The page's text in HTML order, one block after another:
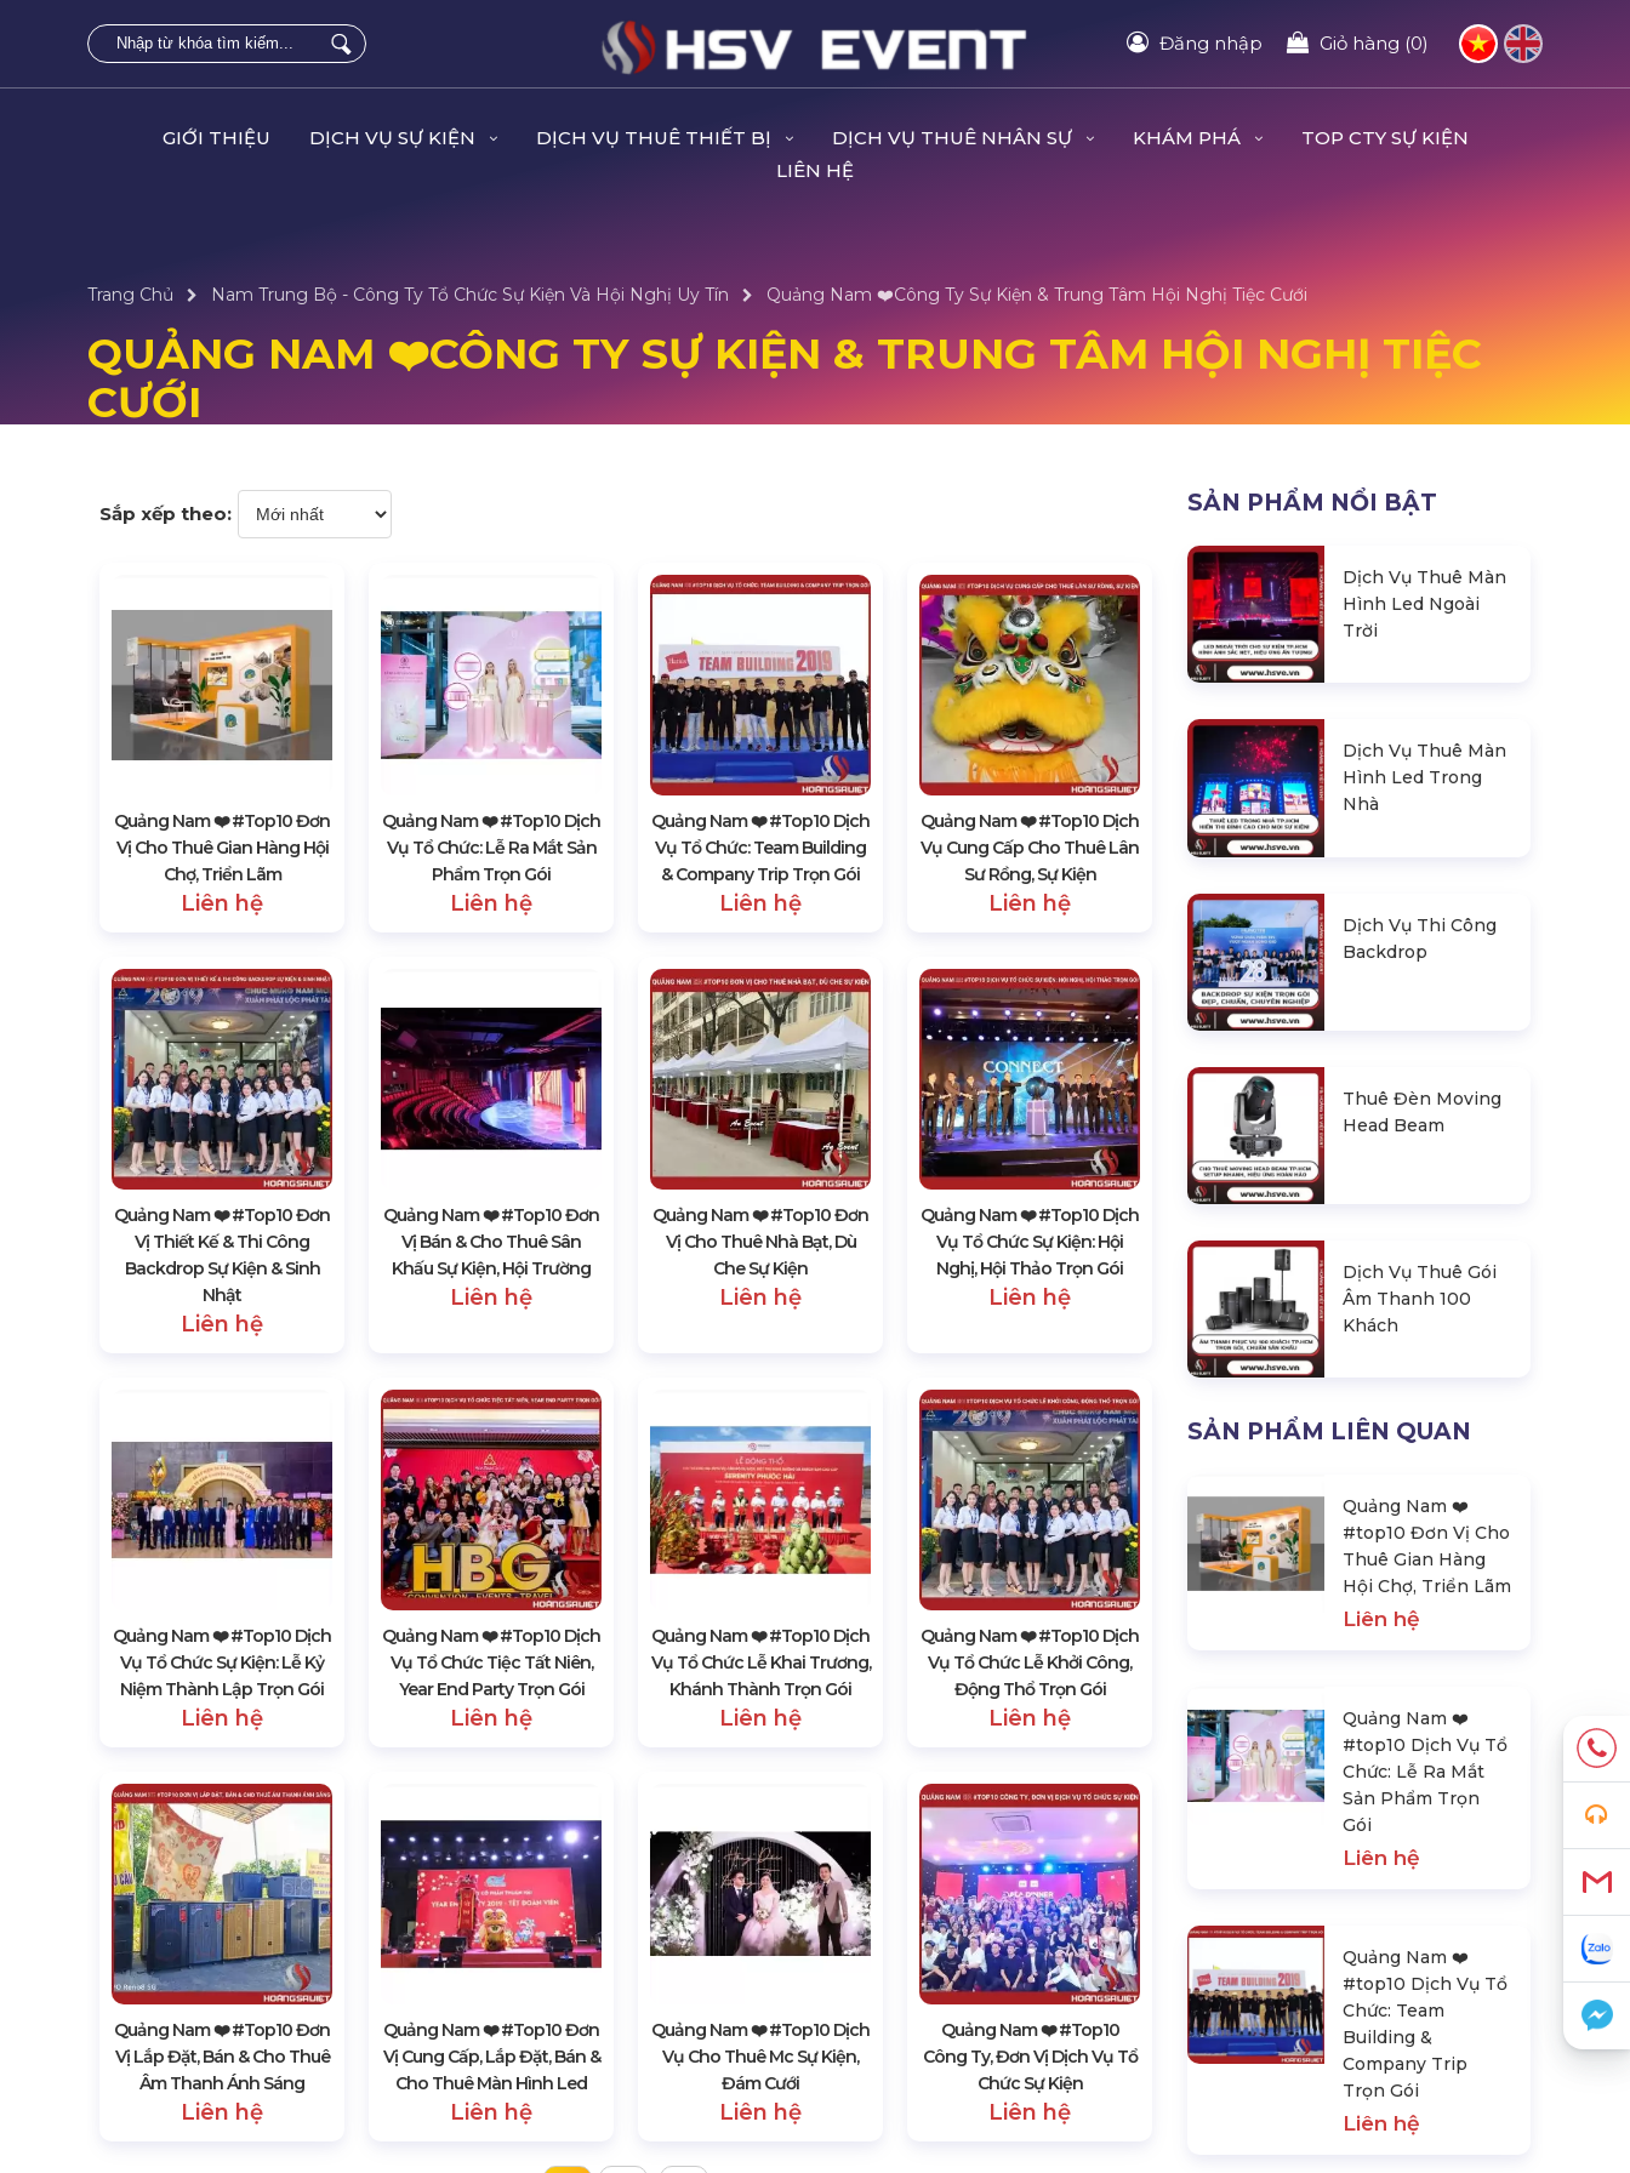
Đăng nhập Giỏ hàng (0)
GIỚI THIỆU DỊCH VỤ SỰ KIỆN DỊCH VỤ THUÊ THIẾT BỊ DỊCH VỤ THUÊ NHÂN SỰ KHÁM PHÁ
TOP CTY SỰ KIỆN
LIÊN HỆ
Trang Chủ Nam Trung Bộ - Công Ty Tổ Chức Sự Kiện Và Hội Nghị Uy Tín Quảng Nam ❤️️Công Ty Sự Kiện & Trung Tâm Hội Nghị Tiệc Cưới
QUẢNG NAM ❤️️CÔNG TY SỰ KIỆN & TRUNG TÂM HỘI NGHỊ TIỆC
CƯỚI
Sắp xếp theo:
Quảng Nam ❤️️ #top10 Đơn
Vị Cho Thuê Gian Hàng Hội
Chợ, Triển Lãm
Liên hệ
Quảng Nam ❤️️ #top10 Dịch
Vụ Tổ Chức: Lễ Ra Mắt Sản
Phẩm Trọn Gói
Liên hệ
Quảng Nam ❤️️ #top10 Dịch
Vụ Tổ Chức: Team Building
& Company Trip Trọn Gói
Liên hệ
Quảng Nam ❤️️ #top10 Dịch
Vụ Cung Cấp Cho Thuê Lân
Sư Rồng, Sự Kiện
Liên hệ
Quảng Nam ❤️️ #top10 Đơn
Vị Thiết Kế & Thi Công
Backdrop Sự Kiện & Sinh
Nhật
Liên hệ
Quảng Nam ❤️️ #top10 Đơn
Vị Bán & Cho Thuê Sân
Khấu Sự Kiện, Hội Trường
Liên hệ
Quảng Nam ❤️️ #top10 Đơn
Vị Cho Thuê Nhà Bạt, Dù
Che Sự Kiện
Liên hệ
Quảng Nam ❤️️ #top10 Dịch
Vụ Tổ Chức Sự Kiện: Hội
Nghị, Hội Thảo Trọn Gói
Liên hệ
Quảng Nam ❤️️ #top10 Dịch
Vụ Tổ Chức Sự Kiện: Lễ Kỷ
Niệm Thành Lập Trọn Gói
Liên hệ
Quảng Nam ❤️️ #top10 Dịch
Vụ Tổ Chức Tiệc Tất Niên,
Year End Party Trọn Gói
Liên hệ
Quảng Nam ❤️️ #top10 Dịch
Vụ Tổ Chức Lễ Khai Trương,
Khánh Thành Trọn Gói
Liên hệ
Quảng Nam ❤️️ #top10 Dịch
Vụ Tổ Chức Lễ Khởi Công,
Động Thổ Trọn Gói
Liên hệ
Quảng Nam ❤️️ #top10 Đơn
Vị Lắp Đặt, Bán & Cho Thuê
Âm Thanh Ánh Sáng
Liên hệ
Quảng Nam ❤️️ #top10 Đơn
Vị Cung Cấp, Lắp Đặt, Bán &
Cho Thuê Màn Hình Led
Liên hệ
Quảng Nam ❤️️ #top10 Dịch
Vụ Cho Thuê Mc Sự Kiện,
Đám Cưới
Liên hệ
Quảng Nam ❤️️ #top10
Công Ty, Đơn Vị Dịch Vụ Tổ
Chức Sự Kiện
Liên hệ
SẢN PHẨM NỔI BẬT
Dịch Vụ Thuê Màn
Hình Led Ngoài
Trời
Dịch Vụ Thuê Màn
Hình Led Trong
Nhà
Dịch Vụ Thi Công
Backdrop
Thuê Đèn Moving
Head Beam
Dịch Vụ Thuê Gói
Âm Thanh 100
Khách
SẢN PHẨM LIÊN QUAN
Quảng Nam ❤️️
#top10 Đơn Vị Cho
Thuê Gian Hàng
Hội Chợ, Triển Lãm
Liên hệ
Quảng Nam ❤️️
#top10 Dịch Vụ Tổ
Chức: Lễ Ra Mắt
Sản Phẩm Trọn
Gói
Liên hệ
Quảng Nam ❤️️
#top10 Dịch Vụ Tổ
Chức: Team
Building &
Company Trip
Trọn Gói
Liên hệ